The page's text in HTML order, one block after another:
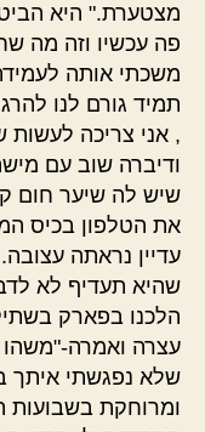
מצטערת." היא
פה עכשיו וזה מה
משכתי אותה
תמיד גורם לנו
, אני צריכה לעשות
ודיברה שוב עם
שיש לה שיער חום
את הטלפון בכיס
עדיין נראתה
שהיא תעדיף לא
הלכנו בפארק
עצרה ואמרה-
שלא נפגשתי איתך
ומרוחקת בשבועות